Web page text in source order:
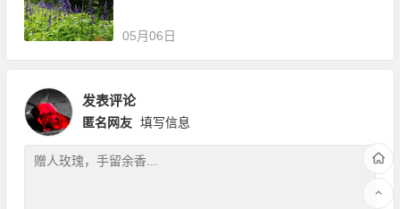
05月06日
发表评论
匿名网友 填写信息